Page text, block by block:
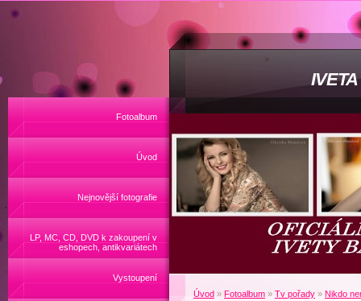
Fotoalbum
Úvod
Nejnovější fotografie
LP, MC, CD, DVD k zakoupení v
eshopech, antikvariátech
Vystoupení
Úvod » Fotoalbum » Tv pořady » Nikdo